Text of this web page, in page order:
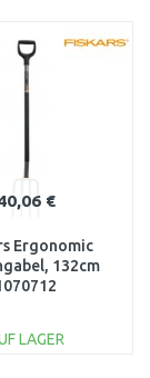
Vergleichen
€
Ergonomic
132cm
LAGER